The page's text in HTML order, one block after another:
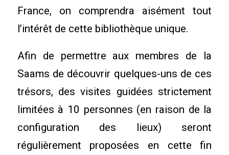
France, on comprendra aisément tout
l’intérêt de cette bibliothèque unique.
Afin de permettre aux membres de la
Saams de découvrir quelques-uns de ces
trésors, des visites guidées strictement
limitées à 10 personnes (en raison de la
configuration des lieux) seront
régulièrement proposées en cette fin